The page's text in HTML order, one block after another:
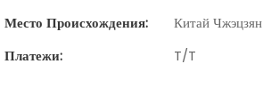
Место Происхождения:
Китай Чжэцзян
Платежи:
T/T